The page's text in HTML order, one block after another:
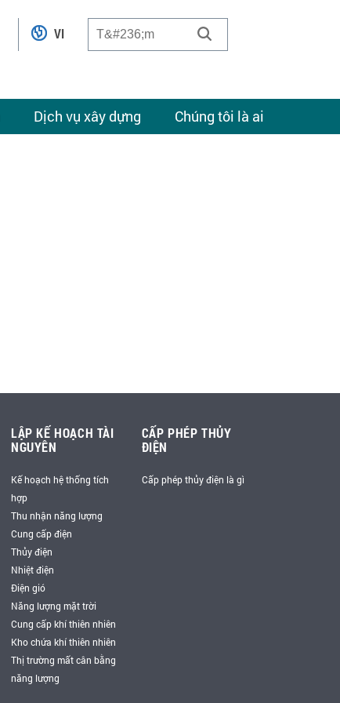
Dịch vụ xây dựng Chúng tôi là ai
VI
LẬP KẾ HOẠCH TÀI
NGUYÊN
Kế hoạch hệ thống tích
hợp
Thu nhận năng lượng
Cung cấp điện
Thủy điện
Nhiệt điện
Điện gió
Năng lượng mặt trời
Cung cấp khí thiên nhiên
Kho chứa khí thiên nhiên
Thị trường mất cân bằng
năng lượng
CẤP PHÉP THỦY
ĐIỆN
Cấp phép thủy điện là gì